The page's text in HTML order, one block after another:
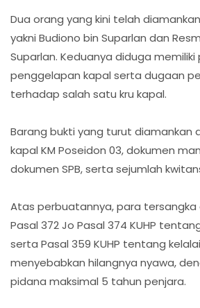
Dua orang yang kini telah
yakni Budiono bin Suparlan dan
Suparlan. Keduanya diduga
penggelapan kapal serta dugaan
terhadap salah satu kru kapal.
Barang bukti yang turut diamankan
kapal KM Poseidon 03, dokumen
dokumen SPB, serta sejumlah
Atas perbuatannya, para
Pasal 372 Jo Pasal 374 KUHP
serta Pasal 359 KUHP tentang
menyebabkan hilangnya nyawa,
pidana maksimal 5 tahun penjara.